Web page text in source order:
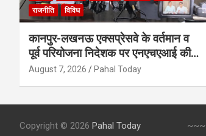
राजनीति
विविध
कानपुर-लखनऊ एक्सप्रेसवे के वर्तमान व
पूर्व परियोजना निदेशक पर एनएचएआई की
बड़ी कार्रवाई
August 7, 2026 Pahal Today
Copyright © 2026 Pahal Today